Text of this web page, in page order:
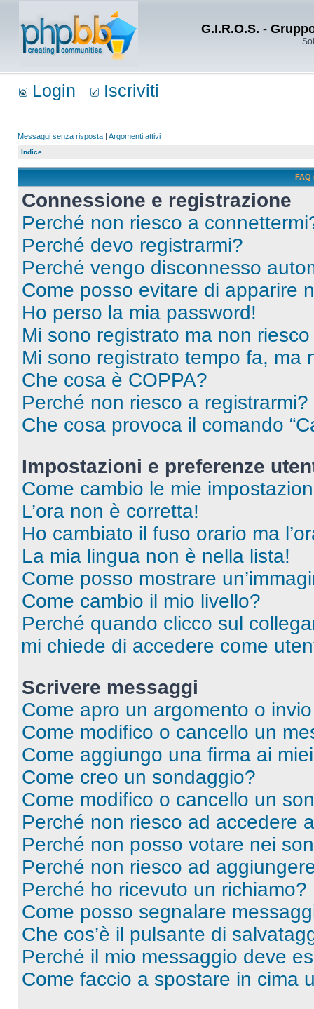
G.I.R.O.S. -
Login Iscriviti
Messaggi senza risposta | Argomenti attivi
Indice
FAQ
Connessione e registrazione
Perché non riesco a
Perché devo registrarmi?
Perché vengo disconnesso
Come posso evitare di apparire
Ho perso la mia password!
Mi sono registrato ma non
Mi sono registrato tempo fa, ma
Che cosa è COPPA?
Perché non riesco a registrarmi?
Che cosa provoca il comando
Impostazioni e preferenze
Come cambio le mie
L’ora non è corretta!
Ho cambiato il fuso orario ma
La mia lingua non è nella lista!
Come posso mostrare
Come cambio il mio livello?
Perché quando clicco sul
mi chiede di accedere come
Scrivere messaggi
Come apro un argomento o
Come modifico o cancello un
Come aggiungo una firma ai
Come creo un sondaggio?
Come modifico o cancello un
Perché non riesco ad accedere
Perché non posso votare nei
Perché non riesco ad
Perché ho ricevuto un richiamo?
Come posso segnalare
Che cos’è il pulsante di
Perché il mio messaggio deve
Come faccio a spostare in cima